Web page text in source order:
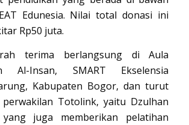
Edunesia. Nilai total donasi ini
Rp50 juta.
terima berlangsung di Aula
Al-Insan, SMART Ekselensia
Kabupaten Bogor, dan turut
Totolink, yaitu Dzulhan
juga memberikan pelatihan